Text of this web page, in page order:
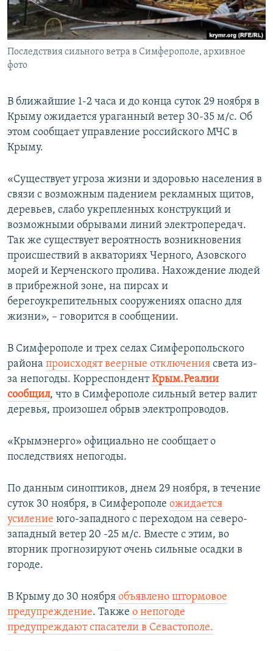
ПОБЕДИТЕЛЕЙ НЕ СУДЯТ?
КРЫМ.НЕПОКОРЕННЫЙ
ELIFBE
ПРИСОЕДИНЯЙТЕСЬ!
Последствия сильного ветра в Симферополе, архивное
фото
В ближайшие 1-2 часа и до конца суток 29 ноября в
Крыму ожидается ураганный ветер 30-35 м/с. Об
этом сообщает управление российского МЧС в
Крыму.
«Существует угроза жизни и здоровью населения в
связи с возможным падением рекламных щитов,
деревьев, слабо укрепленных конструкций и
возможными обрывами линий электропередач.
Так же существует вероятность возникновения
происшествий в акваториях Черного, Азовского
морей и Керченского пролива. Нахождение людей
в прибрежной зоне, на пирсах и
берегоукрепительных сооружениях опасно для
жизни», – говорится в сообщении.
В Симферополе и трех селах Симферопольского
района происходят веерные отключения света из-
за непогоды. КорреспондентКрым.Реалии
сообщил, что в Симферополе сильный ветер валит
деревья, произошел обрыв электропроводов.
«Крымэнерго» официально не сообщает о
последствиях непогоды.
По данным синоптиков, днем 29 ноября, в течение
суток 30 ноября, в Симферополе ожидается
усиление юго-западного с переходом на северо-
западный ветер 20 -25 м/с. Вместе с этим, во
вторник прогнозируют очень сильные осадки в
городе.
В Крыму до 30 ноября объявлено штормовое
предупреждение. Также о непогоде
предупреждают спасатели в Севастополе.